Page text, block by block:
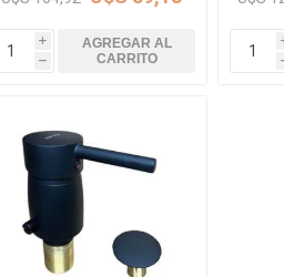
i
h
AGREGAR AL
CARRITO